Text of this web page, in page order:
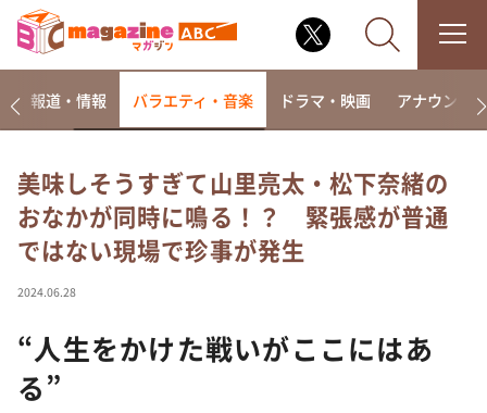
なるみ・岡村の過ぎるTV
相席食堂
これ余談なんですけど・・・
て真剣です
報道・情報 バラエティ・音楽 ドラマ・映画 アナウンサー
美味しそうすぎて山里亮太・松下奈緒の
おなかが同時に鳴る！？ 緊張感が普通
ではない現場で珍事が発生
2024.06.28
“人生をかけた戦いがここにはあ
る”